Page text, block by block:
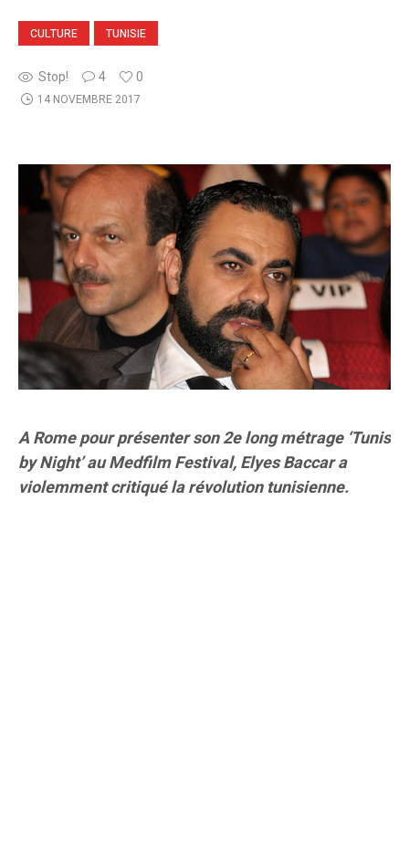
CULTURE TUNISIE
Stop! 4 0
14 NOVEMBRE 2017
A Rome pour présenter son 2e long métrage ‘Tunis
by Night’ au Medfilm Festival, Elyes Baccar a
violemment critiqué la révolution tunisienne.